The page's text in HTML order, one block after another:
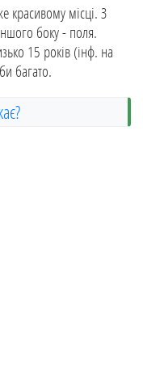
красивому місці. З
боку - поля.
15 років (інф. на
багато.